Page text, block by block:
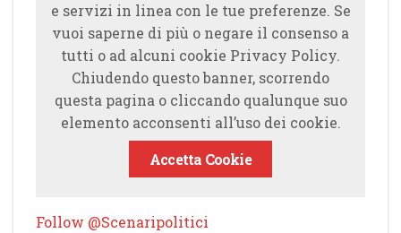
e servizi in linea con le tue preferenze. Se
vuoi saperne di più o negare il consenso a
tutti o ad alcuni cookie Privacy Policy.
Chiudendo questo banner, scorrendo
questa pagina o cliccando qualunque suo
elemento acconsenti all’uso dei cookie.
Accetta Cookie
Follow @Scenaripolitici